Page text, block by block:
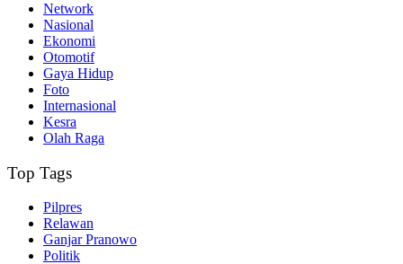
Network
Nasional
Ekonomi
Otomotif
Gaya Hidup
Foto
Internasional
Kesra
Olah Raga
Top Tags
Pilpres
Relawan
Ganjar Pranowo
Politik